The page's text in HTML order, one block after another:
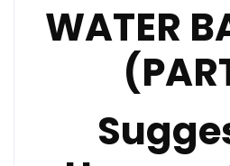
WATER